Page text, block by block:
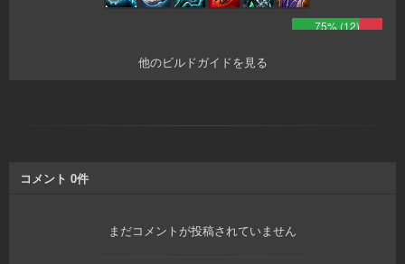
75% (12)
他のビルドガイドを見る
コメント 0件
まだコメントが投稿されていません